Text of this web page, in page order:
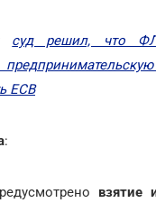
суд решил, что
ЕСВ
:
взятие